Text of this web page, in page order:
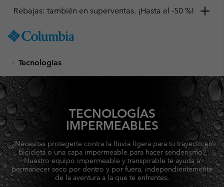
TO
SKIP
MAIN
NAV
SKIP
TO
SEARCH
Consigue un 10 % de descuento
Tecnologías
TECNOLOGÍAS
IMPERMEABLES
¿Necesitas protegerte contra la lluvia ligera para tu trayecto en
bicicleta o una capa impermeable para hacer senderismo?
Nuestro equipo impermeable y transpirable te ayuda a
permanecer seco por dentro y por fuera, independientemente
de la aventura a la que te enfrentes.